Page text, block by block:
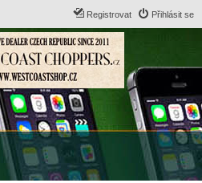
Přihlásit se
Registrovat